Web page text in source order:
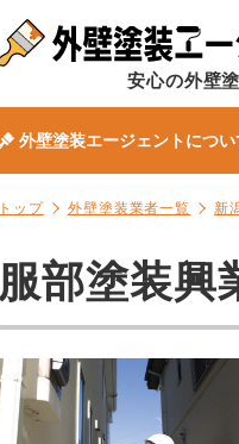
安心の外壁
外壁塗装エージェントについ
トップ 外壁塗装業者一覧 新
服部塗装興